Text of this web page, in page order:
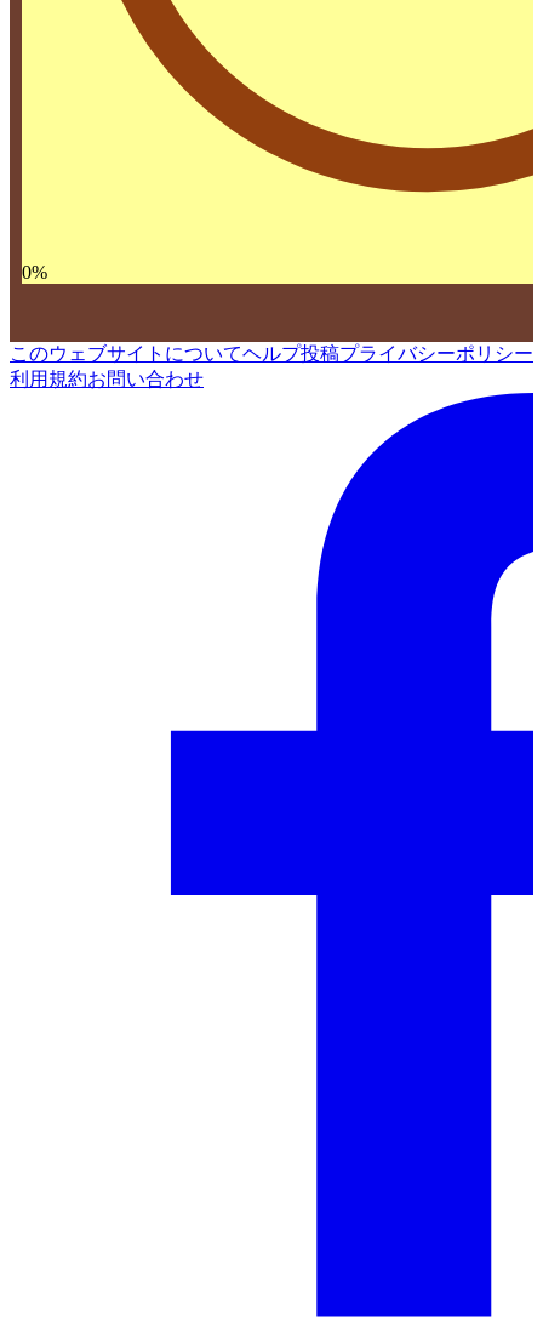
0%
このウェブサイトについてヘルプ投稿プライバシーポリシー
利用規約お問い合わせ